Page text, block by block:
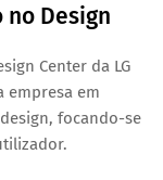
no Design
Center da LG
empresa em
, focando-se